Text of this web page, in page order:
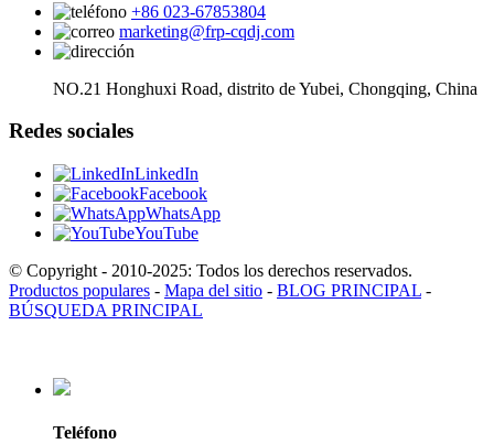
+86 023-67853804
marketing@frp-cqdj.com
NO.21 Honghuxi Road, distrito de Yubei, Chongqing, China
Redes sociales
LinkedIn
Facebook
WhatsApp
YouTube
© Copyright - 2010-2025: Todos los derechos reservados.
Productos populares - Mapa del sitio - BLOG PRINCIPAL -
BÚSQUEDA PRINCIPAL
Teléfono